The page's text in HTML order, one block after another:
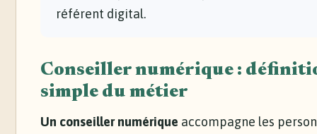
référent digital.
Conseiller numérique :
simple du métier
Un conseiller numérique accompagne les